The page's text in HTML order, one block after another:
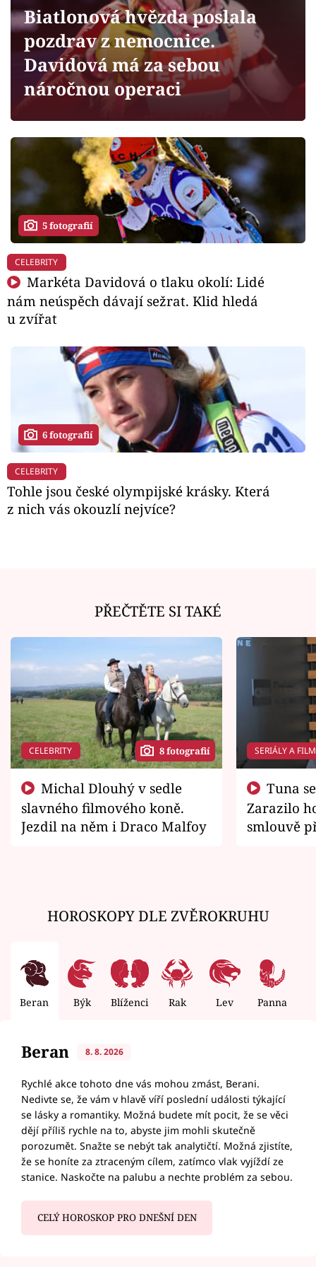
Sledujte prima+
Filmový festival Karlovy Vary
Mámy sobě
Přihlášení
Sledujte nás
Biatlonová hvězda poslala
pozdrav z nemocnice.
Davidová má za sebou
náročnou operaci
5 fotografií
CELEBRITY
Markéta Davidová o tlaku okolí: Lidé
nám neúspěch dávají sežrat. Klid hledá
u zvířat
6 fotografií
CELEBRITY
Tohle jsou české olympijské krásky. Která
z nich vás okouzlí nejvíce?
PŘEČTĚTE SI TAKÉ
CELEBRITY 8 fotografií
slavného filmového koně.
Jezdil na něm i Draco Malfoy
SERIÁLY A
Zarazilo
smlouvě
HOROSKOPY DLE ZVĚROKRUHU
Beran Býk Blíženci Rak Lev Panna
Beran 8. 8. 2026
Rychlé akce tohoto dne vás mohou zmást, Berani.
Nedivte se, že vám v hlavě víří poslední události týkající
se lásky a romantiky. Možná budete mít pocit, že se věci
dějí příliš rychle na to, abyste jim mohli skutečně
porozumět. Snažte se nebýt tak analytičtí. Možná zjistíte,
že se honíte za ztraceným cílem, zatímco vlak vyjíždí ze
stanice. Naskočte na palubu a nechte problém za sebou.
CELÝ HOROSKOP PRO DNEŠNÍ DEN